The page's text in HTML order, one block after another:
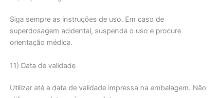
Siga sempre as instruções de uso. Em caso de
superdosagem acidental, suspenda o uso e procure
orientação médica.
11) Data de validade
Utilizar até a data de validade impressa na embalagem. Não